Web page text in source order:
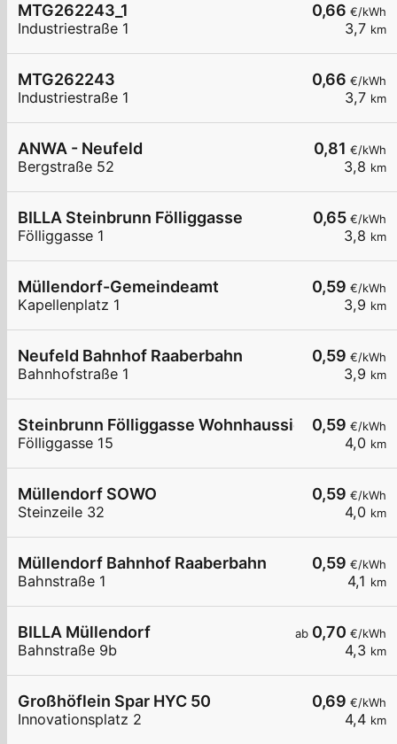
0,66 €/kWh
3,7 km
MTG262243_1
Industriestraße 1
0,66 €/kWh
3,7 km
MTG262243
Industriestraße 1
0,81 €/kWh
3,8 km
ANWA - Neufeld
Bergstraße 52
0,65 €/kWh
3,8 km
BILLA Steinbrunn Fölliggasse
Fölliggasse 1
0,59 €/kWh
3,9 km
Müllendorf-Gemeindeamt
Kapellenplatz 1
0,59 €/kWh
3,9 km
Neufeld Bahnhof Raaberbahn
Bahnhofstraße 1
0,59 €/kWh
4,0 km
Steinbrunn Fölliggasse Wohnhaussiedlung
Fölliggasse 15
0,59 €/kWh
4,0 km
Müllendorf SOWO
Steinzeile 32
0,59 €/kWh
4,1 km
Müllendorf Bahnhof Raaberbahn
Bahnstraße 1
ab 0,70 €/kWh
4,3 km
BILLA Müllendorf
Bahnstraße 9b
0,69 €/kWh
4,4 km
Großhöflein Spar HYC 50
Innovationsplatz 2